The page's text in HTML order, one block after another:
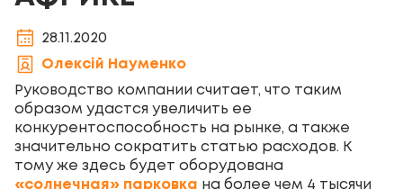
28.11.2020
Олексій Науменко
Руководство компании считает, что таким
образом удастся увеличить ее
конкурентоспособность на рынке, а также
значительно сократить статью расходов. К
тому же здесь будет оборудована
«солнечная» парковка на более чем 4 тысячи